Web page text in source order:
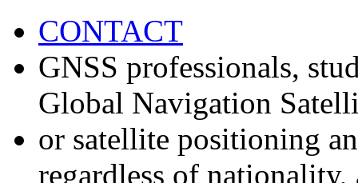
CONTACT
GNSS professionals,
Global Navigation
or satellite positioning
regardless of nationality,